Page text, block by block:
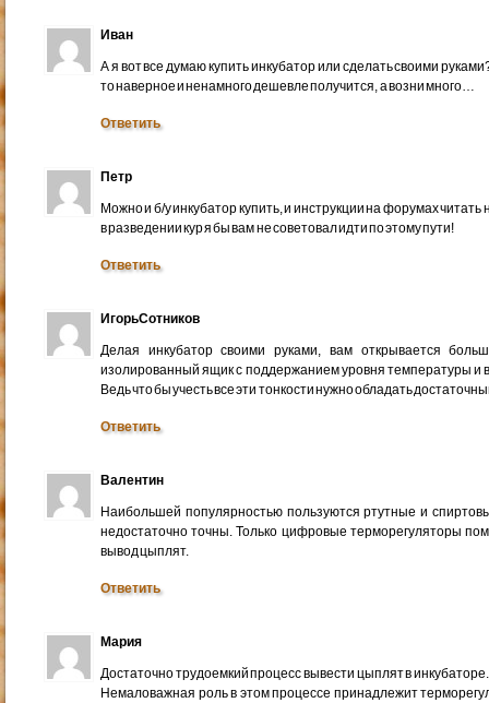
Иван
А я вот все думаю купить инкубатор или сделать своими
то наверное и ненамного дешевле получится, а возни много…
Ответить
Петр
Можно и б/у инкубатор купить, и инструкции на форумах
в разведении кур я бы вам не советовал идти по этому пути!
Ответить
ИгорьСотников
Делая инкубатор своими руками, вам открывается
изолированный ящик с поддержанием уровня температуры и
Ведь что бы учесть все эти тонкости нужно обладать
Ответить
Валентин
Наибольшей популярностью пользуются ртутные и
недостаточно точны. Только цифровые терморегуляторы
вывод цыплят.
Ответить
Мария
Достаточно трудоемкий процесс вывести цыплят в
Немаловажная роль в этом процессе принадлежит